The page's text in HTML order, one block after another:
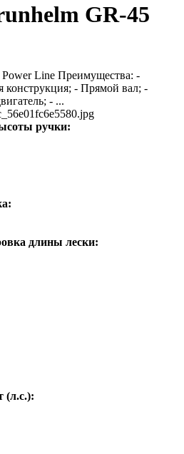
GR-45
Line Преимущества: -
конструкция; - Прямой вал; -
- ...
ручки:
длины лески:
(л.с.):